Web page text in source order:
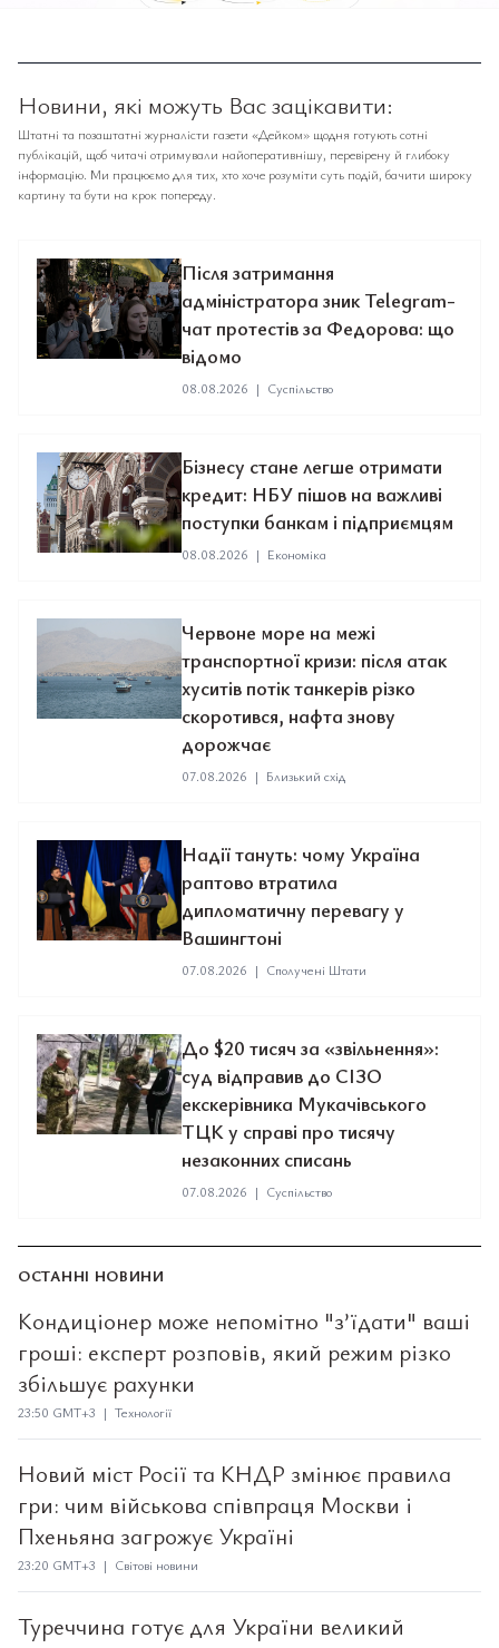
Новини, які можуть Вас зацікавити:
Штатні та позаштатні журналісти газети «Дейком» щодня готують сотні
публікацій, щоб читачі отримували найоперативнішу, перевірену й глибоку
інформацію. Ми працюємо для тих, хто хоче розуміти суть подій, бачити широку
картину та бути на крок попереду.
Після затримання
адміністратора зник Telegram-
чат протестів за Федорова: що
відомо
08.08.2026 | Суспільство
Бізнесу стане легше отримати
кредит: НБУ пішов на важливі
поступки банкам і підприємцям
08.08.2026 | Економіка
Червоне море на межі
транспортної кризи: після атак
хуситів потік танкерів різко
скоротився, нафта знову
дорожчає
07.08.2026 | Близький схід
Надії тануть: чому Україна
раптово втратила
дипломатичну перевагу у
Вашингтоні
07.08.2026 | Сполучені Штати
До $20 тисяч за «звільнення»:
суд відправив до СІЗО
екскерівника Мукачівського
ТЦК у справі про тисячу
незаконних списань
07.08.2026 | Суспільство
ОСТАННІ НОВИНИ
Кондиціонер може непомітно "з’їдати" ваші
гроші: експерт розповів, який режим різко
збільшує рахунки
23:50 GMT+3 | Технології
Новий міст Росії та КНДР змінює правила
гри: чим військова співпраця Москви і
Пхеньяна загрожує Україні
23:20 GMT+3 | Світові новини
Туреччина готує для України великий